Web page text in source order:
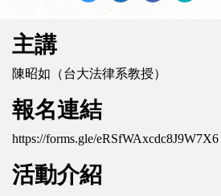
主講
陳昭如（台大法律系教授）
報名連結
https://forms.gle/eRSfWAxcdc8J9W7X6
活動介紹